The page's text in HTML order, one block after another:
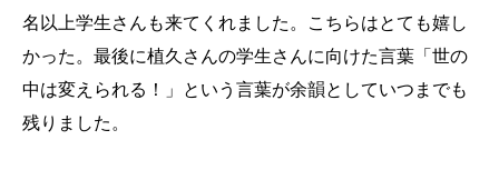
名以上学生さんも来てくれました。こちらはとても嬉し
かった。最後に植久さんの学生さんに向けた言葉「世の
中は変えられる！」という言葉が余韻としていつまでも
残りました。